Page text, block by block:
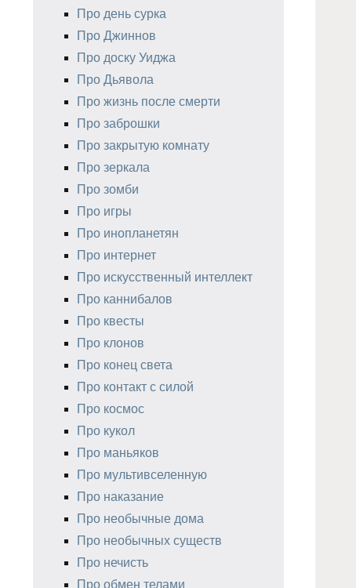
Про день сурка
Про Джиннов
Про доску Уиджа
Про Дьявола
Про жизнь после смерти
Про заброшки
Про закрытую комнату
Про зеркала
Про зомби
Про игры
Про инопланетян
Про интернет
Про искусственный интеллект
Про каннибалов
Про квесты
Про клонов
Про конец света
Про контакт с силой
Про космос
Про кукол
Про маньяков
Про мультивселенную
Про наказание
Про необычные дома
Про необычных существ
Про нечисть
Про обмен телами